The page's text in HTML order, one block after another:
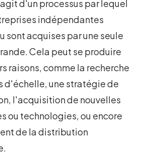
d'un processus par lequel
indépendantes
sont acquises par une seule
Cela peut se produire
raisons, comme la recherche
d'échelle, une stratégie de
l'acquisition de nouvelles
ou technologies, ou encore
de la distribution